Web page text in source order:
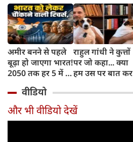
अमीर बनने से पहले
बूढ़ा हो जाएगा भारत!
2050 तक हर 5 में 1
साल से ज्यादा उम्र का
राहुल गांधी ने कुत्तों
पर जो कहा... क्या
हम उस पर बात कर
वीडियो
और भी वीडियो देखें